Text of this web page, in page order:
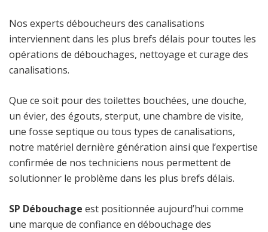
Nos experts déboucheurs des canalisations
interviennent dans les plus brefs délais pour toutes les
opérations de débouchages, nettoyage et curage des
canalisations.
Que ce soit pour des toilettes bouchées, une douche,
un évier, des égouts, sterput, une chambre de visite,
une fosse septique ou tous types de canalisations,
notre matériel dernière génération ainsi que l’expertise
confirmée de nos techniciens nous permettent de
solutionner le problème dans les plus brefs délais.
SP Débouchage est positionnée aujourd’hui comme
une marque de confiance en débouchage des